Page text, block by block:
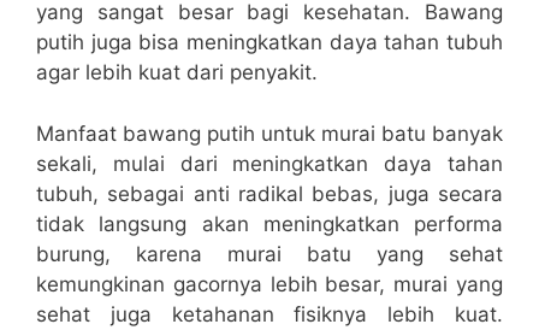
yang sangat besar bagi kesehatan. Bawang
putih juga bisa meningkatkan daya tahan tubuh
agar lebih kuat dari penyakit.
Manfaat bawang putih untuk murai batu banyak
sekali, mulai dari meningkatkan daya tahan
tubuh, sebagai anti radikal bebas, juga secara
tidak langsung akan meningkatkan performa
burung, karena murai batu yang sehat
kemungkinan gacornya lebih besar, murai yang
sehat juga ketahanan fisiknya lebih kuat.